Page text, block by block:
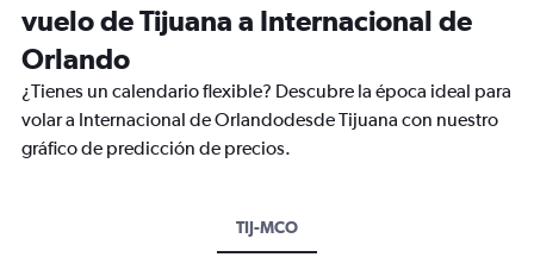
vuelo de Tijuana a Internacional de
Orlando
¿Tienes un calendario flexible? Descubre la época ideal para
volar a Internacional de Orlandodesde Tijuana con nuestro
gráfico de predicción de precios.
TIJ-MCO